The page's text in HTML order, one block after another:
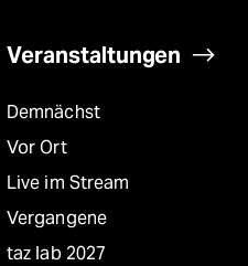
Veranstaltungen
Demnächst
Vor Ort
Live im Stream
Vergangene
taz lab 2027